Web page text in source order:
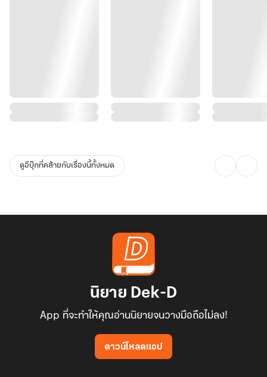
ดูอีบุ๊กที่คล้ายกับเรื่องนี้ทั้งหมด
นิยาย Dek-D
App ที่จะทำให้คุณอ่านนิยายจนวางมือถือไม่ลง!
ดาวน์โหลดแอป